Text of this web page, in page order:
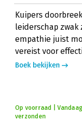
Kuipers
leiderschap
empathie juist
vereist voor
Boek bekijken
Op voorraad |
verzonden